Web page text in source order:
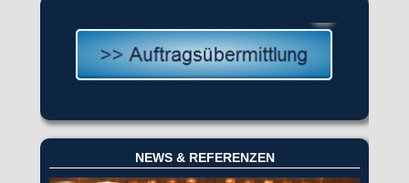
NEWS & REFERENZEN